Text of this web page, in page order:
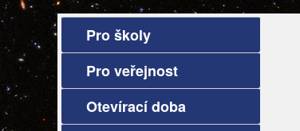
Pro školy
Pro veřejnost
Otevírací doba